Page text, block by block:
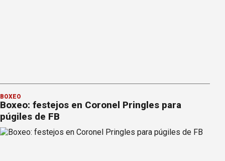
BOXEO
Boxeo: festejos en Coronel Pringles para
púgiles de FB